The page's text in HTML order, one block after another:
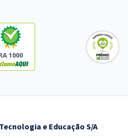
1000
e Educação S/A